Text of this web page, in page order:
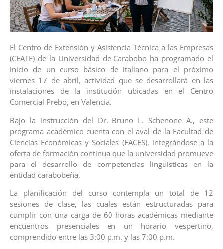
El Centro de Extensión y Asistencia Técnica a las Empresas
(CEATE) de la Universidad de Carabobo ha programado el
inicio de un curso básico de italiano para el próximo
viernes 17 de abril, actividad que se desarrollará en las
instalaciones de la institución ubicadas en el Centro
Comercial Prebo, en Valencia.
Bajo la instrucción del Dr. Bruno L. Schenone A., este
programa académico cuenta con el aval de la Facultad de
Ciencias Económicas y Sociales (FACES), integrándose a la
oferta de formación continua que la universidad promueve
para el desarrollo de competencias lingüísticas en la
entidad carabobeña.
La planificación del curso contempla un total de 12
sesiones de clase, las cuales están estructuradas para
cumplir con una carga de 60 horas académicas mediante
encuentros presenciales en un horario vespertino,
comprendido entre las 3:00 p.m. y las 7:00 p.m.